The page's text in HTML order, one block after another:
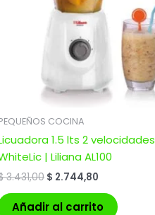
COCINA
1.5 lts 2 velocidades
| Liliana AL100
3.431,00 $ 2.744,80
Añadir al carrito